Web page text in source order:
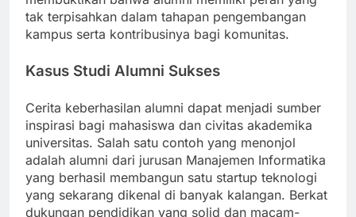
tak terpisahkan dalam tahapan pengembangan
kampus serta kontribusinya bagi komunitas.
Kasus Studi Alumni Sukses
Cerita keberhasilan alumni dapat menjadi sumber
inspirasi bagi mahasiswa dan civitas akademika
universitas. Salah satu contoh yang menonjol
adalah alumni dari jurusan Manajemen Informatika
yang berhasil membangun satu startup teknologi
yang sekarang dikenal di banyak kalangan. Berkat
dukungan pendidikan yang solid dan macam-